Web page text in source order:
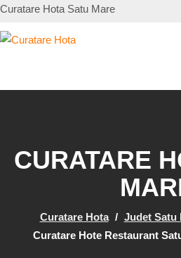
Curatare Hota Satu Mare
CURATARE
Curatare Hota / Judet Satu
Curatare Hote Restaurant